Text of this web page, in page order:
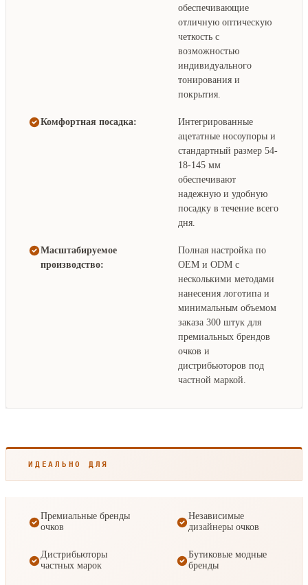
обеспечивающие
отличную оптическую
четкость с
возможностью
индивидуального
тонирования и
покрытия.
Комфортная посадка:
Интегрированные
ацетатные носоупоры и
стандартный размер 54-
18-145 мм
обеспечивают
надежную и удобную
посадку в течение всего
дня.
Масштабируемое
производство:
Полная настройка по
OEM и ODM с
несколькими методами
нанесения логотипа и
минимальным объемом
заказа 300 штук для
премиальных брендов
очков и
дистрибьюторов под
частной маркой.
ИДЕАЛЬНО ДЛЯ
Премиальные бренды
очков
Независимые
дизайнеры очков
Дистрибьюторы
частных марок
Бутиковые модные
бренды